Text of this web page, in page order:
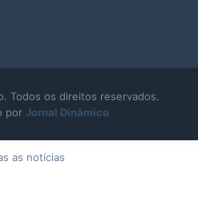
Todos os direitos reservados.
por Jornal Dinâmico
as notícias